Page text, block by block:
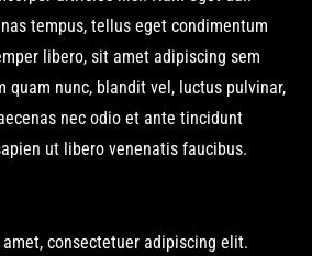
tempus, tellus eget condimentum
libero, sit amet adipiscing sem
quam nunc, blandit vel, luctus pulvinar,
nec odio et ante tincidunt
ut libero venenatis faucibus.
consectetuer adipiscing elit.